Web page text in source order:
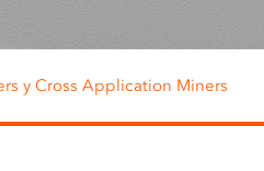
y Cross Application Miners